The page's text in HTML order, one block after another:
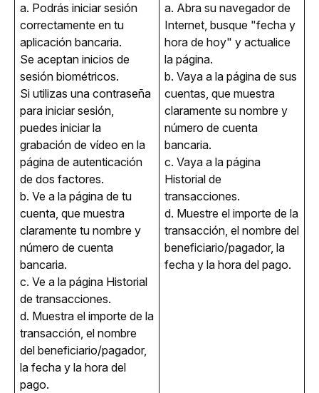
a. Podrás iniciar sesión
correctamente en tu
aplicación bancaria.
Se aceptan inicios de
sesión biométricos.
Si utilizas una contraseña
para iniciar sesión,
puedes iniciar la
grabación de vídeo en la
página de autenticación
de dos factores.
b. Ve a la página de tu
cuenta, que muestra
claramente tu nombre y
número de cuenta
bancaria.
c. Ve a la página Historial
de transacciones.
d. Muestra el importe de la
transacción, el nombre
del beneficiario/pagador,
la fecha y la hora del
pago.
a. Abra su navegador de
Internet, busque "fecha y
hora de hoy" y actualice
la página.
b. Vaya a la página de sus
cuentas, que muestra
claramente su nombre y
número de cuenta
bancaria.
c. Vaya a la página
Historial de
transacciones.
d. Muestre el importe de la
transacción, el nombre del
beneficiario/pagador, la
fecha y la hora del pago.